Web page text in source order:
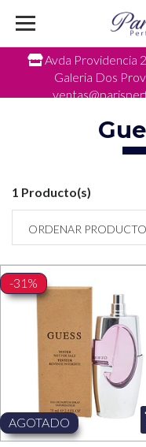
Avda Providencia
Galeria Dos
1 Producto(s)
ORDENAR
-31%
AGOTADO